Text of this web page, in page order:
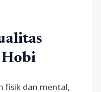
fisik dan mental,